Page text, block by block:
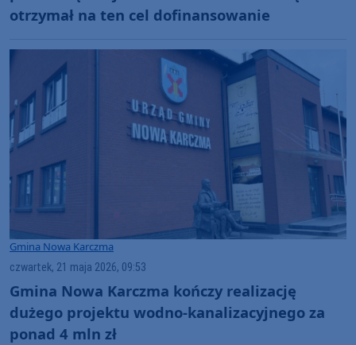
otrzymał na ten cel dofinansowanie
Gmina Nowa Karczma
czwartek, 21 maja 2026, 09:53
Gmina Nowa Karczma kończy realizację
dużego projektu wodno-kanalizacyjnego za
ponad 4 mln zł